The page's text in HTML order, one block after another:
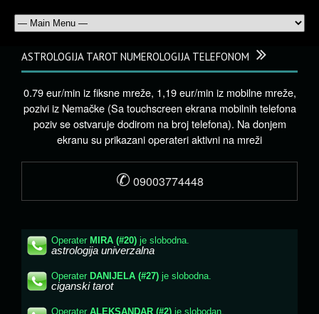
ASTROLOGIJA TAROT NUMEROLOGIJA TELEFONOM
0.79 eur/min iz fiksne mreže, 1,19 eur/min iz mobilne mreže,
pozivi iz Nemačke (Sa touchscreen ekrana mobilnih telefona
poziv se ostvaruje dodirom na broj telefona). Na donjem
ekranu su prikazani operateri aktivni na mreži
✆ 09003774448